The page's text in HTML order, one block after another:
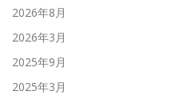
2026年8月
2026年3月
2025年9月
2025年3月